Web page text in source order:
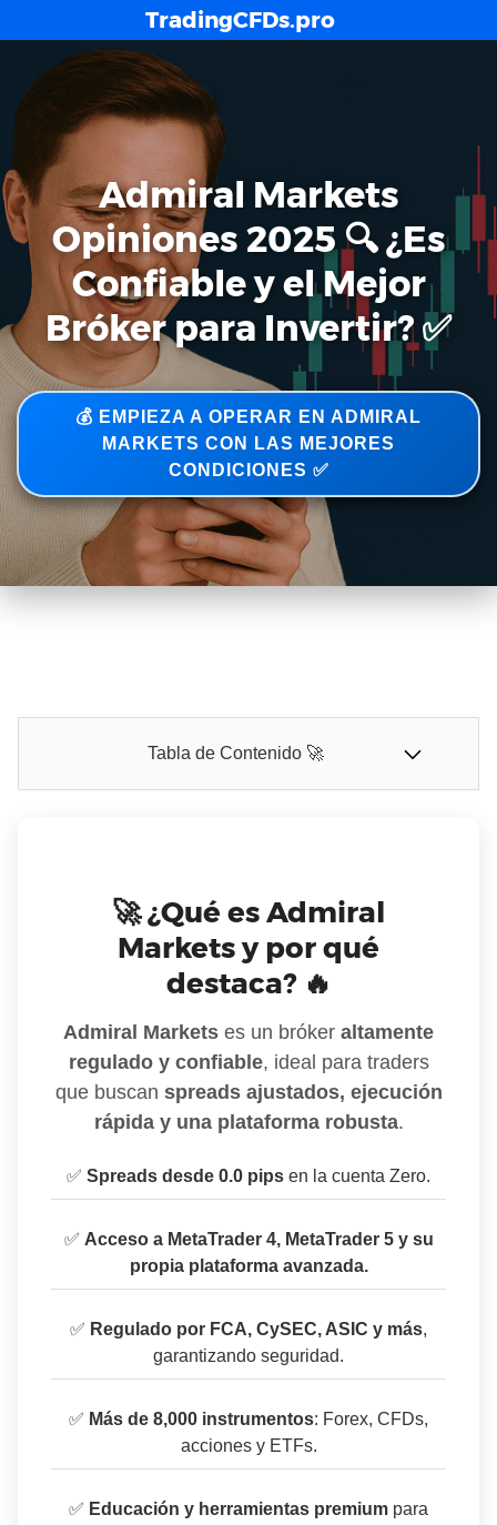
Skip
to
TradingCFDs.pro
Admiral Markets
Opiniones 2025 🔍 ¿Es
Confiable y el Mejor
Bróker para Invertir? ✅
💰 EMPIEZA A OPERAR EN ADMIRAL
MARKETS CON LAS MEJORES
CONDICIONES ✅
Tabla de Contenido 🚀
🚀¿Qué es Admiral
Markets y por qué
destaca?🔥
Admiral Markets es un bróker altamente
regulado y confiable, ideal para traders
que buscan spreads ajustados, ejecución
rápida y una plataforma robusta.
✅ Spreads desde 0.0 pips en la cuenta Zero.
✅ Acceso a MetaTrader 4, MetaTrader 5 y su
propia plataforma avanzada.
✅ Regulado por FCA, CySEC, ASIC y más,
garantizando seguridad.
✅ Más de 8,000 instrumentos: Forex, CFDs,
acciones y ETFs.
✅ Educación y herramientas premium para